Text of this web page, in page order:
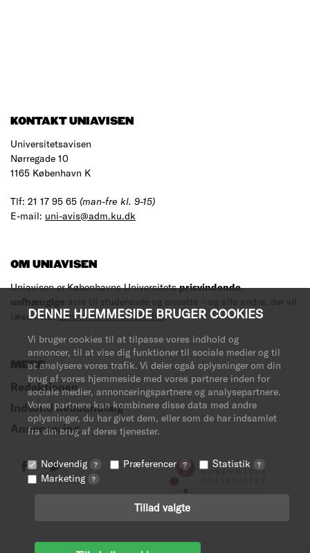
DENNE HJEMMESIDE BRUGER COOKIES
Vi bruger cookies til at tilpasse vores indhold og
annoncer, til at vise dig funktioner til sociale medier og til
at analysere vores trafik. Vi deler også oplysninger om din
brug af vores hjemmeside med vores partnere inden for
sociale medier, annonceringspartnere og analysepartnere.
Vores partnere kan kombinere disse data med andre
oplysninger, du har givet dem, eller som de har indsamlet
fra din brug af deres tjenester.
Nødvendig ? Præferencer ? Statistik ?
Marketing ?
Tillad valgte
KONTAKT UNIAVISEN
Universitetsavisen
Nørregade 10
1165 København K
Tlf: 21 17 95 65 (man-fre kl. 9-15)
E-mail: uni-avis@adm.ku.dk
OM UNIAVISEN
Uniavisen er Københavns Universitetsprisvindende,
uafhængige avis til studerende og ansatte – og alle andre, der vil
læse med.Læs mere om avisen her.
MERE
Redaktionen
Indsend debatindlæg
Annoncering